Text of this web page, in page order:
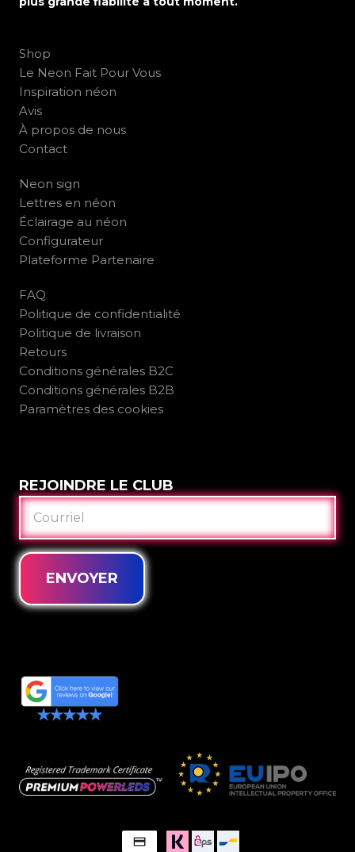
Shop
Le Neon Fait Pour Vous
Inspiration néon
Avis
À propos de nous
Contact
Neon sign
Lettres en néon
Éclairage au néon
Configurateur
Plateforme Partenaire
FAQ
Politique de confidentialité
Politique de livraison
Retours
Conditions générales B2C
Conditions générales B2B
Paramètres des cookies
REJOINDRE LE CLUB
COURRIEL
ENVOYER